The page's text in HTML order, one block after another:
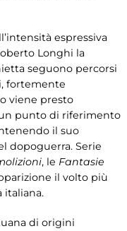
espressiva
Longhi la
seguono percorsi
fortemente
viene presto
punto di riferimento
il suo
dopoguerra. Serie
, le Fantasie
il volto più
italiana.
di origini